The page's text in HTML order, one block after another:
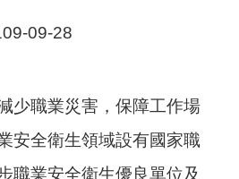
09-28
少職業災害，保障工作場
安全衛生領域設有國家職
職業安全衛生優良單位及